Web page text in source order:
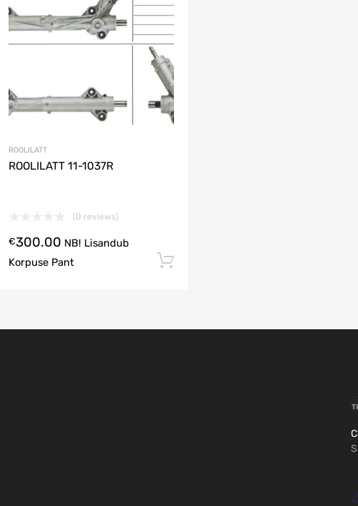
ROOLILATT
ROOLILATT 11-1037R
(0 reviews)
€300.00 NB! Lisandub
Korpuse Pant